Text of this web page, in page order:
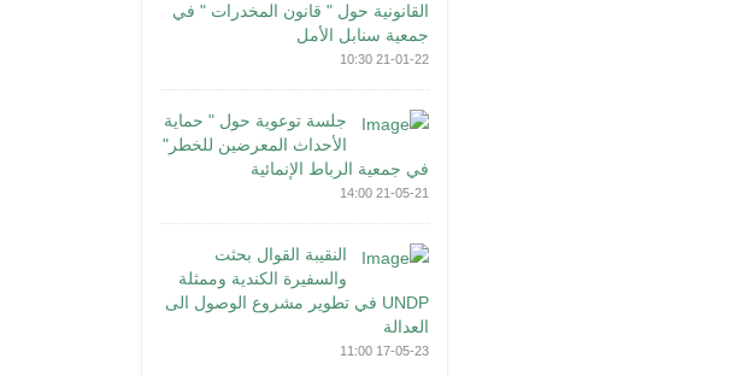
القانونية حول " قانون المخدرات " في
جمعية سنابل الأمل
21-01-22 10:30
جلسة توعوية حول " حماية
الأحداث المعرضين للخطر"
في جمعية الرباط الإنمائية
21-05-21 14:00
النقيبة القوال بحثت
والسفيرة الكندية وممثلة
UNDP في تطوير مشروع الوصول الى
العدالة
17-05-23 11:00